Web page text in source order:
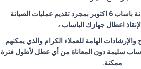
كذلك ، لم يكتفي مركز صيانة باساب 6 اكتوبر بمجرد تقديم عمليات الصيانة
لإنقاذ اعطال جهازك الباساب ،
الهامة للعملاء الكرام والذي يمكنهم
سليمة دون المعاناة من أي عطل لأطول فترة
ممكنة.